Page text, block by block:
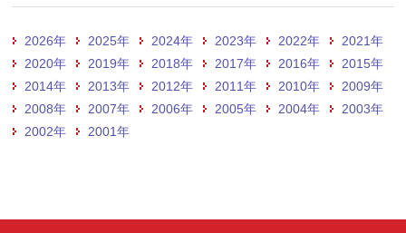
2026年 2025年 2024年 2023年 2022年
2021年
2020年
2019年 2018年 2017年 2016年
2015年
2014年
2013年 2012年 2011年 2010年
2009年
2008年
2007年 2006年 2005年 2004年
2003年
2002年
2001年